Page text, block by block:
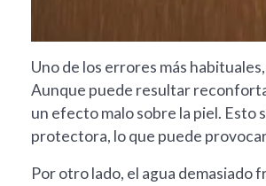
Uno de los errores más
Aunque puede resultar
un efecto malo sobre la piel. Esto
protectora, lo que puede
Por otro lado, el agua demasiado